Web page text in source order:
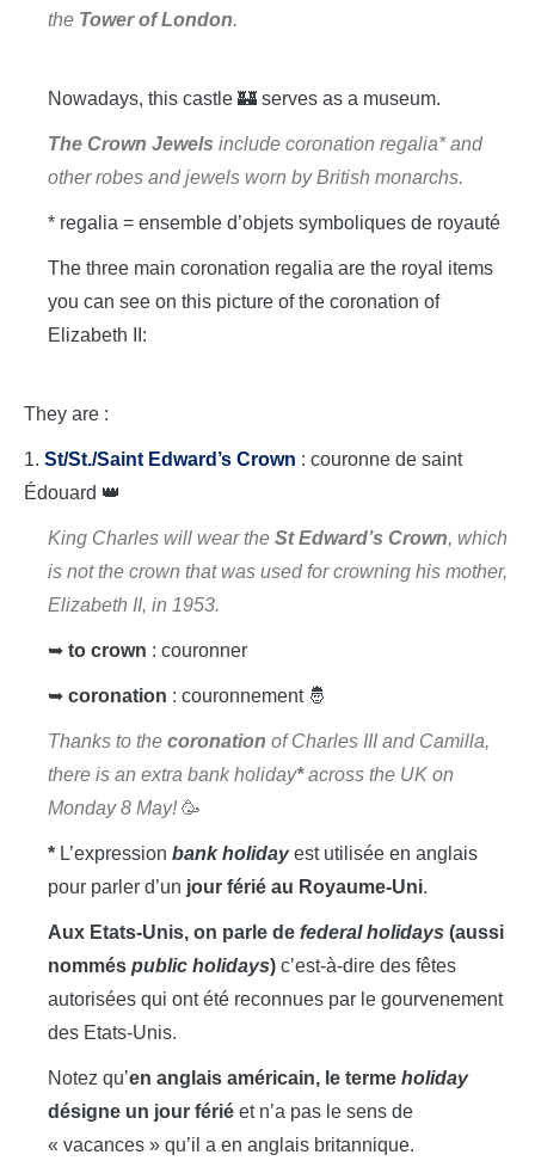
the Tower of London.
Nowadays, this castle 🏰 serves as a museum.
The Crown Jewels include coronation regalia* and
other robes and jewels worn by British monarchs.
* regalia = ensemble d’objets symboliques de royauté
The three main coronation regalia are the royal items
you can see on this picture of the coronation of
Elizabeth II:
They are :
1. St/St./Saint Edward’s Crown : couronne de saint
Édouard 👑
King Charles will wear the St Edward’s Crown, which
is not the crown that was used for crowning his mother,
Elizabeth II, in 1953.
➥ to crown : couronner
➥ coronation : couronnement 🤴
Thanks to the coronation of Charles III and Camilla,
there is an extra bank holiday*across the UK on
Monday 8 May!🥳
* L’expression bank holidayest utilisée en anglais
pour parler d’un jour férié au Royaume-Uni.
Aux Etats-Unis, on parle de federal holidays (aussi
nommés public holidays) c’est-à-dire des fêtes
autorisées qui ont été reconnues par le gourvenement
des Etats-Unis.
Notez qu’en anglais américain, le terme holiday
désigne un jour férié et n’a pas le sens de
« vacances » qu’il a en anglais britannique.